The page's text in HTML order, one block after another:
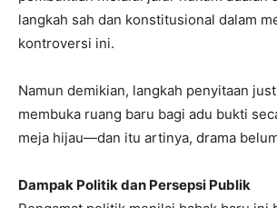
langkah sah dan konstitusional dalam
kontroversi ini.
Namun demikian, langkah penyitaan
membuka ruang baru bagi adu bukti
meja hijau—dan itu artinya, drama
Dampak Politik dan Persepsi Publik